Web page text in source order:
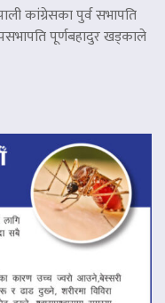
कांग्रेसका पुर्व सभापति
पूर्णबहादुर खड्काले